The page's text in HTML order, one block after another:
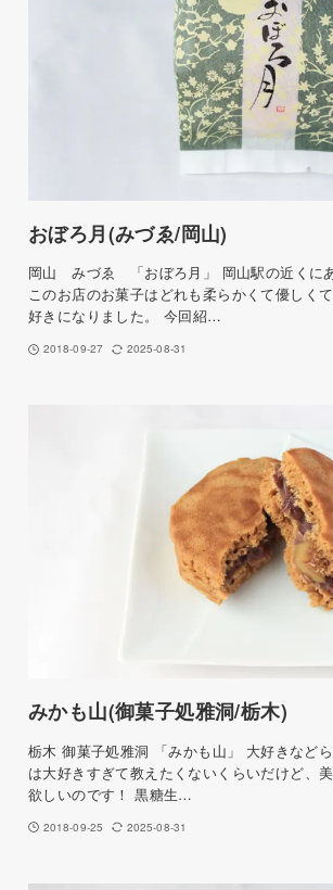
おぼろ月(みづゑ/岡山)
岡山 みづゑ 「おぼろ月」 岡山駅の近くに
このお店のお菓子はどれも柔らかくて優しく
好きになりました。 今回紹…
2018-09-27 2025-08-31
みかも山(御菓子処雅洞/栃木)
栃木 御菓子処雅洞 「みかも山」 大好きなど
は大好きすぎて教えたくないくらいだけど、
欲しいのです！ 黒糖生…
2018-09-25 2025-08-31